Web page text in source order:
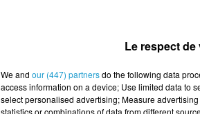
Le respect
We and our (447) partnersdo the following data
access information on a device; Use limited data to
select personalised advertising; Measure
statistics or combinations of data from different